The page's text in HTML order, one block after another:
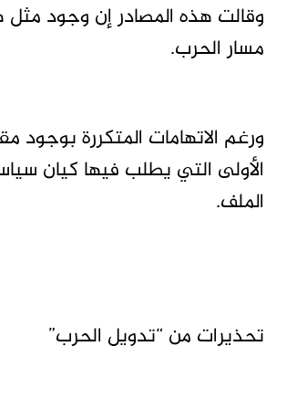
وقالت هذه المصادر إن وجود
مسار الحرب.
ورغم الاتهامات المتكررة بوجود
الأولى التي يطلب فيها كيان
الملف.
تحذيرات من “تدويل الحرب”